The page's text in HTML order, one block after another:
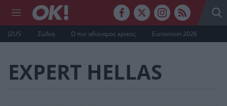
J2US Ζώδια Ο πιο αδύναμος κρίκος Eurovision 2026
EXPERT HELLAS